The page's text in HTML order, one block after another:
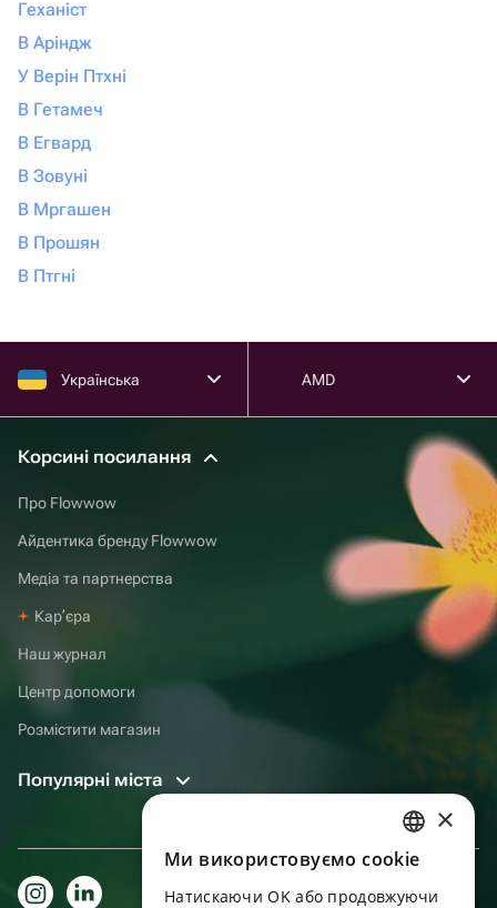
Геханіст
В Аріндж
У Верін Птхні
В Гетамеч
В Егвард
В Зовуні
В Мргашен
В Прошян
В Птгні
Українська AMD
Корсині посилання
Про Flowwow
Айдентика бренду Flowwow
Медіа та партнерства
Карʼєра
Наш журнал
Центр допомоги
Розмістити магазин
Популярні міста
RUSSIAN
ENGLISH
×
Ми використовуємо cookie
Натискаючи OK або продовжуючи